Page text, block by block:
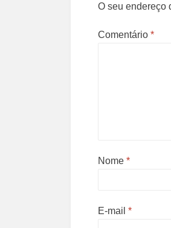
O seu endereço
Comentário *
Nome *
E-mail *